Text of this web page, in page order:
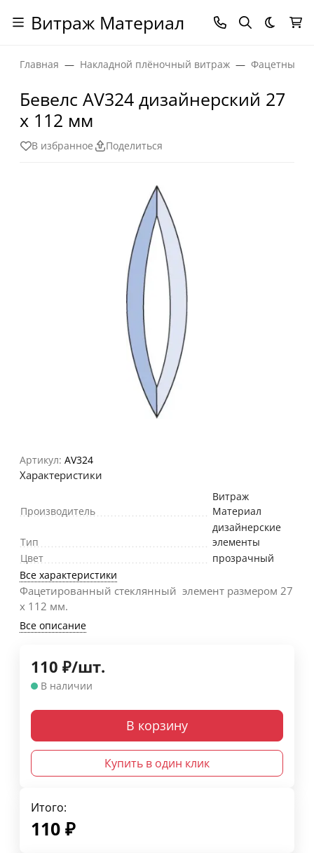
Витраж Материал Темная
Главная Накладной плёночный витраж Фацетные
Бевелс AV324 дизайнерский 27
х 112 мм
В избранное Поделиться
Артикул: AV324
Характеристики
Производитель
Витраж
Материал
Тип
дизайнерские
элементы
Цвет
прозрачный
Все характеристики
Фацетированный стеклянный элемент размером 27
х 112 мм.
Все описание
110 ₽/шт.
В наличии
В корзину
Купить в один клик
Итого:
110 ₽